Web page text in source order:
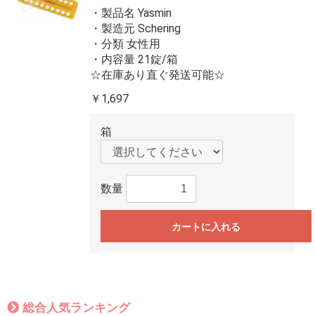
・製品名 Yasmin
・製造元 Schering
・分類 女性用
・内容量 21錠/箱
☆在庫あり直ぐ発送可能☆
￥1,697
箱
数量
カートに入れる
総合人気ランキング